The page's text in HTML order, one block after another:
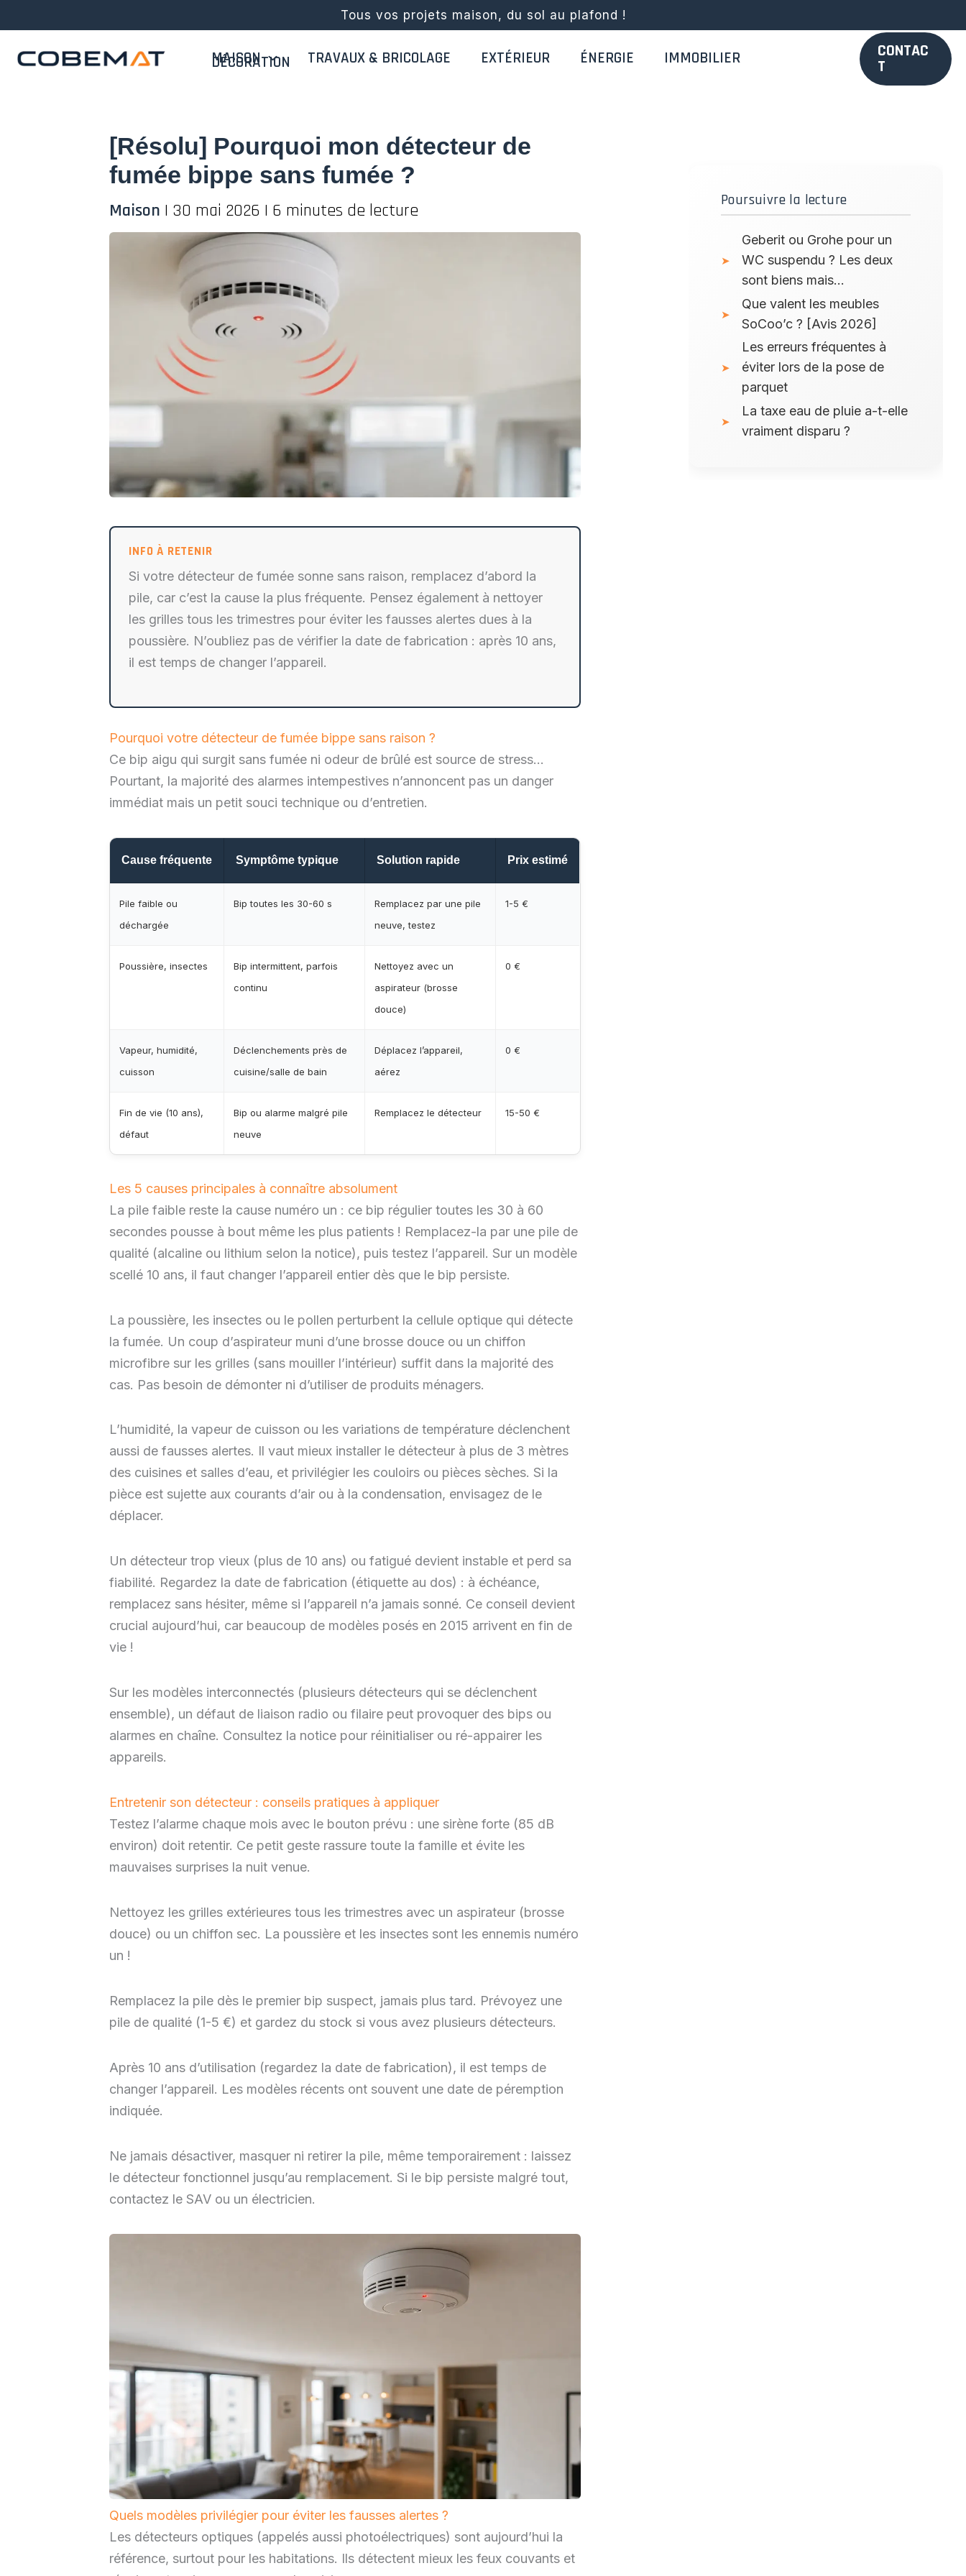
Tous vos projets maison, du sol au plafond !
MAISON TRAVAUX & BRICOLAGE EXTÉRIEUR ÉNERGIE IMMOBILIER
DÉCORATION
CONTAC
T
[Résolu] Pourquoi mon détecteur de
fumée bippe sans fumée ?
Maison | 30 mai 2026 | 6 minutes de lecture
Si votre détecteur de fumée sonne sans raison, remplacez d’abord la
pile, car c’est la cause la plus fréquente. Pensez également à nettoyer
les grilles tous les trimestres pour éviter les fausses alertes dues à la
poussière. N’oubliez pas de vérifier la date de fabrication : après 10 ans,
il est temps de changer l’appareil.
Pourquoi votre détecteur de fumée bippe sans raison ?
Ce bip aigu qui surgit sans fumée ni odeur de brûlé est source de stress…
Pourtant, la majorité des alarmes intempestives n’annoncent pas un danger
immédiat mais un petit souci technique ou d’entretien.
Cause fréquente Symptôme typique Solution rapide Prix estimé
Pile faible ou
déchargée
Bip toutes les 30-60 s
Remplacez par une pile
neuve, testez
1-5 €
Poussière, insectes
Bip intermittent, parfois
continu
Nettoyez avec un
aspirateur (brosse
douce)
0 €
Vapeur, humidité,
cuisson
Déclenchements près de
cuisine/salle de bain
Déplacez l’appareil,
aérez
0 €
Fin de vie (10 ans),
défaut
Bip ou alarme malgré pile
neuve
Remplacez le détecteur 15-50 €
Les 5 causes principales à connaître absolument
La pile faible reste la cause numéro un : ce bip régulier toutes les 30 à 60
secondes pousse à bout même les plus patients ! Remplacez-la par une pile de
qualité (alcaline ou lithium selon la notice), puis testez l’appareil. Sur un modèle
scellé 10 ans, il faut changer l’appareil entier dès que le bip persiste.
La poussière, les insectes ou le pollen perturbent la cellule optique qui détecte
la fumée. Un coup d’aspirateur muni d’une brosse douce ou un chiffon
microfibre sur les grilles (sans mouiller l’intérieur) suffit dans la majorité des
cas. Pas besoin de démonter ni d’utiliser de produits ménagers.
L’humidité, la vapeur de cuisson ou les variations de température déclenchent
aussi de fausses alertes. Il vaut mieux installer le détecteur à plus de 3 mètres
des cuisines et salles d’eau, et privilégier les couloirs ou pièces sèches. Si la
pièce est sujette aux courants d’air ou à la condensation, envisagez de le
déplacer.
Un détecteur trop vieux (plus de 10 ans) ou fatigué devient instable et perd sa
fiabilité. Regardez la date de fabrication (étiquette au dos) : à échéance,
remplacez sans hésiter, même si l’appareil n’a jamais sonné. Ce conseil devient
crucial aujourd’hui, car beaucoup de modèles posés en 2015 arrivent en fin de
vie !
Sur les modèles interconnectés (plusieurs détecteurs qui se déclenchent
ensemble), un défaut de liaison radio ou filaire peut provoquer des bips ou
alarmes en chaîne. Consultez la notice pour réinitialiser ou ré-appairer les
appareils.
Entretenir son détecteur : conseils pratiques à appliquer
Testez l’alarme chaque mois avec le bouton prévu : une sirène forte (85 dB
environ) doit retentir. Ce petit geste rassure toute la famille et évite les
mauvaises surprises la nuit venue.
Nettoyez les grilles extérieures tous les trimestres avec un aspirateur (brosse
douce) ou un chiffon sec. La poussière et les insectes sont les ennemis numéro
un !
Remplacez la pile dès le premier bip suspect, jamais plus tard. Prévoyez une
pile de qualité (1-5 €) et gardez du stock si vous avez plusieurs détecteurs.
Après 10 ans d’utilisation (regardez la date de fabrication), il est temps de
changer l’appareil. Les modèles récents ont souvent une date de péremption
indiquée.
Ne jamais désactiver, masquer ni retirer la pile, même temporairement : laissez
le détecteur fonctionnel jusqu’au remplacement. Si le bip persiste malgré tout,
contactez le SAV ou un électricien.
Quels modèles privilégier pour éviter les fausses alertes ?
Les détecteurs optiques (appelés aussi photoélectriques) sont aujourd’hui la
référence, surtout pour les habitations. Ils détectent mieux les feux couvants et
Poursuivre la lecture
Geberit ou Grohe pour un
WC suspendu ? Les deux
sont biens mais…
Que valent les meubles
SoCoo’c ? [Avis 2026]
Les erreurs fréquentes à
éviter lors de la pose de
parquet
La taxe eau de pluie a-t-elle
vraiment disparu ?